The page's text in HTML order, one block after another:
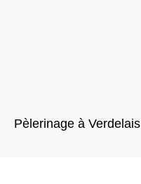
Pèlerinage à Verdelais